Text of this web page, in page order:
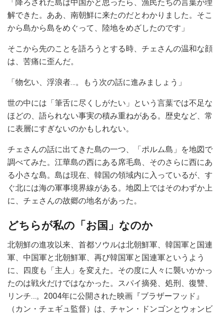
「降ろされた島は中国かと思ったら、漁民たちの言葉が理
解できた。ああ、南朝鮮に来たのだとわかりました。そこ
から島から島をめぐって、陸地をめざしたのです」
そこから先のことを語ろうとする時、チェさんの温和な顔
は、苦痛に歪んだ。
「物乞い、浮浪者…。もう次の話に進みましょう」
世の中には「筆舌に尽くしがたい」という言葉では不足な
ほどの、語られない事実の積み重ねがある。歴史など、常
に表層にすぎないのかもしれない。
チェさんの話に出てきた島の一つ、「ポルム島」を地図で
調べてみた。江華島の西にある席毛島、そのさらに西にあ
る小さな島。島は現在、韓国の領域内に入っているが、す
ぐ北には海の軍事境界線がある。地図上ではそのわずか上
に、チェさんの故郷の地名があった。
どちらが私の「お国」なのか
北朝鮮の進攻以来、首都ソウルは北朝鮮軍、韓国軍と国連
軍、中国軍と北朝鮮軍、再び韓国軍と国連軍というよう
に、四度も「主人」を変えた。その度に人々に襲いかかっ
たのは戦火だけではなかった。スパイ摘発、処刑、復讐、
リンチ…。2004年に公開された映画『ブラザーフッド』
（カン・チェギュ監督）は、チャン・ドンゴンとウォンビ